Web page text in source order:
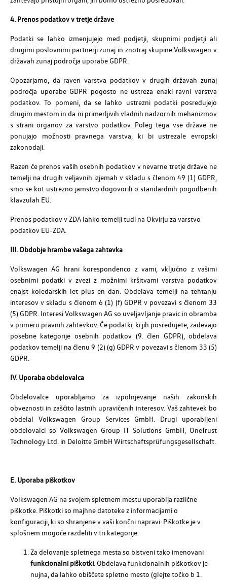
4. Prenos podatkov v tretje države
Podatki se lahko izmenjujejo med podjetji, skupnimi podjetji ali
drugimi poslovnimi partnerji zunaj in znotraj skupine Volkswagen v
državah zunaj področja uporabe GDPR.
Opozarjamo, da raven varstva podatkov v drugih državah zunaj
področja uporabe GDPR pogosto ne ustreza enaki ravni varstva
podatkov. To pomeni, da se lahko ustrezni podatki posredujejo
drugim mestom in da ni primerljivih vladnih nadzornih mehanizmov
s strani organov za varstvo podatkov. Poleg tega vse države ne
ponujajo možnosti pravnega varstva, ki bi ustrezale evropski
zakonodaji.
Razen če prenos vaših osebnih podatkov v nevarne tretje države ne
temelji na drugih veljavnih izjemah v skladu s členom 49 (1) GDPR,
smo se kot ustrezno jamstvo dogovorili o standardnih pogodbenih
klavzulah EU.
Prenos podatkov v ZDA lahko temelji tudi na Okvirju za varstvo
podatkov EU-ZDA.
III. Obdobje hrambe vašega zahtevka
Volkswagen AG hrani korespondenco z vami, vključno z vašimi
osebnimi podatki v zvezi z možnimi kršitvami varstva podatkov
enajst koledarskih let plus en dan. Obdelava temelji na tehtanju
interesov v skladu s členom 6 (1) (f) GDPR v povezavi s členom 33
(5) GDPR. Interesi Volkswagen AG so uveljavljanje pravic in obramba
v primeru pravnih zahtevkov. Če podatki, ki jih posredujete, zadevajo
posebne kategorije osebnih podatkov (9. člen GDPR), obdelava
podatkov temelji na členu 9 (2) (g) GDPR v povezavi s členom 33 (5)
GDPR.
IV. Uporaba obdelovalca
Obdelovalce uporabljamo za izpolnjevanje naših zakonskih
obveznosti in zaščito lastnih upravičenih interesov. Vaš zahtevek bo
obdelal Volkswagen Group Services GmbH. Drugi uporabljeni
obdelovalci so Volkswagen Group IT Solutions GmbH, OneTrust
Technology Ltd. in Deloitte GmbH Wirtschaftsprüfungsgesellschaft.
E. Uporaba piškotkov
Volkswagen AG na svojem spletnem mestu uporablja različne
piškotke. Piškotki so majhne datoteke z informacijami o
konfiguraciji, ki so shranjene v vaši končni napravi. Piškotke je v
splošnem mogoče razdeliti v tri kategorije.
Za delovanje spletnega mesta so bistveni tako imenovani
funkcionalni piškotki. Obdelava funkcionalnih piškotkov je
nujna, da lahko obiščete spletno mesto (glejte točko b 1.